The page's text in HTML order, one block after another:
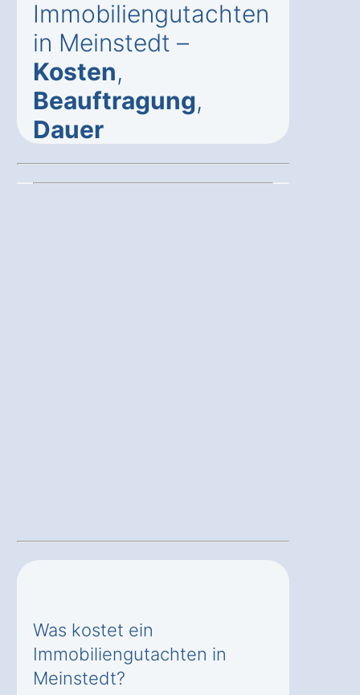
Immobiliengutachten
in Meinstedt –
Kosten,
Beauftragung,
Dauer
Was kostet ein
Immobiliengutachten in
Meinstedt?